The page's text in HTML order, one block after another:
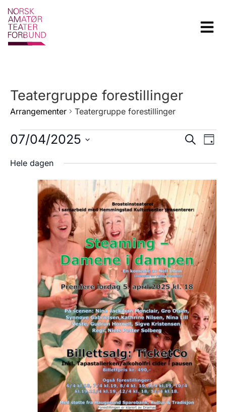
Teatergruppe forestillinger
Arrangementer Teatergruppe forestillinger
and
Søk Dag
07/04/2025
dato.
Hele dagen